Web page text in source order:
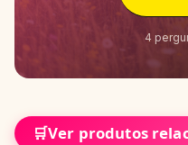
4
🛒Ver produtos